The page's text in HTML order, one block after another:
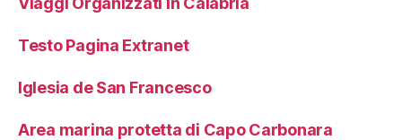
Testo Pagina Extranet
Iglesia de San Francesco
Area marina protetta di Capo Carbonara